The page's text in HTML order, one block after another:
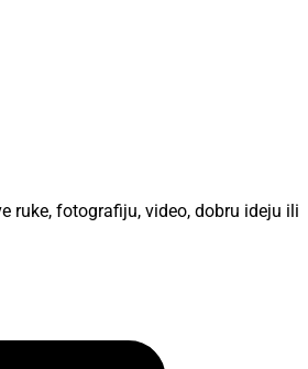
ruke, fotografiju, video, dobru ideju ili